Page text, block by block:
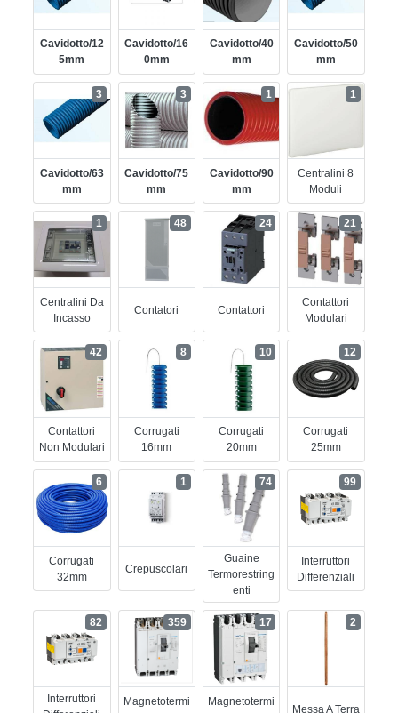
Cavidotto/12
5mm
Cavidotto/16
0mm
Cavidotto/40
Mm
Cavidotto/50
Mm
Cavidotto/63
Mm
3
Cavidotto/75
Mm
3
Cavidotto/90
Mm
1
Centralini 8
Moduli
1
Centralini Da
Incasso
1
Contatori
48
Contattori
24
Contattori
Modulari
21
Contattori
Non Modulari
42
Corrugati
16mm
8
Corrugati
20mm
10
Corrugati
25mm
12
Corrugati
32mm
6
Crepuscolari
1
Guaine
Termorestring
Enti
74
Interruttori
Differenziali
99
Interruttori
82
Magnetotermi
359
Magnetotermi
17
Messa A Terra
2